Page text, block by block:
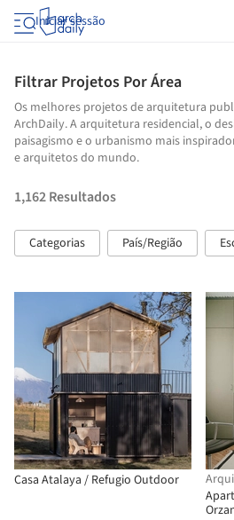
Iniciar sessão
Filtrar Projetos Por Área
Os melhores projetos de arquitetura
ArchDaily. A arquitetura residencial, o
paisagismo e o urbanismo mais
e arquitetos do mundo.
1,162Resultados
Categorias País/Região
Casa Atalaya / Refugio Outdoor